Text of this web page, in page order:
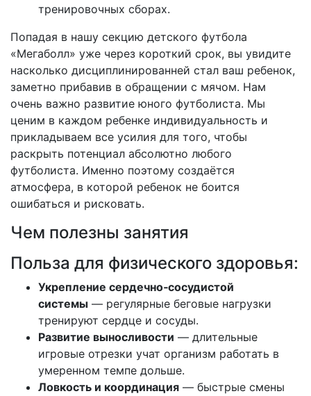
тренировочных сборах.
Попадая в нашу секцию детского футбола
«Мегаболл» уже через короткий срок, вы увидите
насколько дисциплинированней стал ваш ребенок,
заметно прибавив в обращении с мячом. Нам
очень важно развитие юного футболиста. Мы
ценим в каждом ребенке индивидуальность и
прикладываем все усилия для того, чтобы
раскрыть потенциал абсолютно любого
футболиста. Именно поэтому создаётся
атмосфера, в которой ребенок не боится
ошибаться и рисковать.
Чем полезны занятия
Польза для физического здоровья:
Укрепление сердечно‑сосудистой
системы — регулярные беговые нагрузки
тренируют сердце и сосуды.
Развитие выносливости — длительные
игровые отрезки учат организм работать в
умеренном темпе дольше.
Ловкость и координация — быстрые смены